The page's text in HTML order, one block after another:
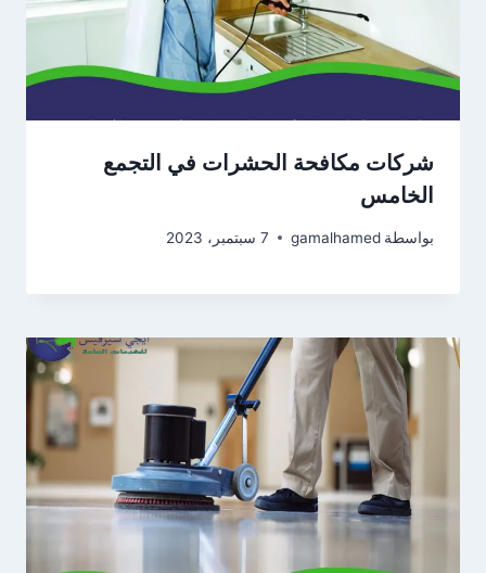
شركات مكافحة الحشرات في التجمع
الخامس
بواسطة gamalhamed 7 سبتمبر، 2023